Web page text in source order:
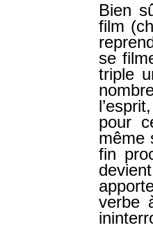
Bien
film
se
triple
pour
même
fin
verbe